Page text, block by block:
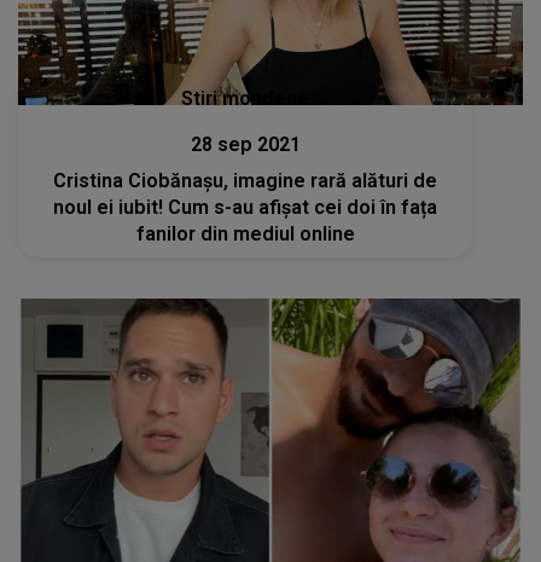
Stiri mondene
28 sep 2021
Cristina Ciobănașu, imagine rară alături de
noul ei iubit! Cum s-au afișat cei doi în fața
fanilor din mediul online